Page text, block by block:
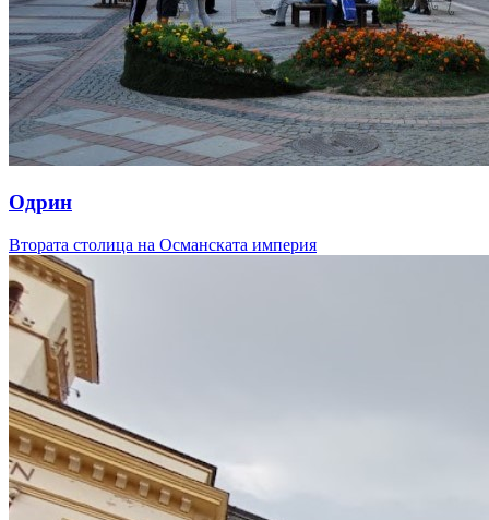
Одрин
Втората столица на Османската империя